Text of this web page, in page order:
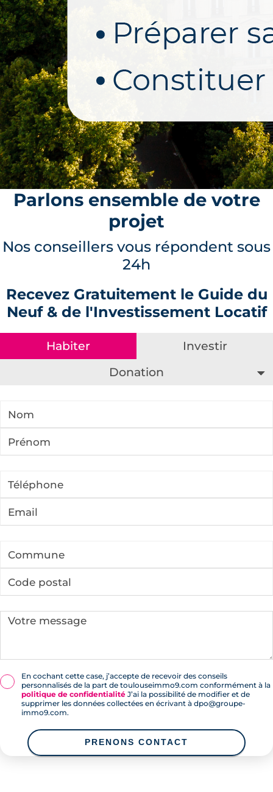
Parlons ensemble de votre
projet
Nos conseillers vous répondent sous
24h
Recevez Gratuitement le Guide du
Neuf & de l'Investissement Locatif
Donation
En cochant cette case, j’accepte de recevoir des conseils
personnalisés de la part de toulouseimmo9.com conformément à la
politique de confidentialité J’ai la possibilité de modifier et de
supprimer les données collectées en écrivant à dpo@groupe-
immo9.com.
PRENONS CONTACT